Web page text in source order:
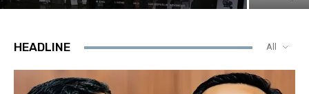
HEADLINE All